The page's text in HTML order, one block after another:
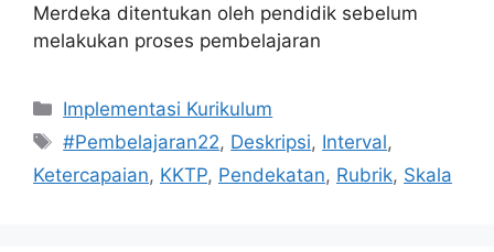
Merdeka ditentukan oleh pendidik sebelum
melakukan proses pembelajaran
Kategori
Implementasi Kurikulum
Tag
#Pembelajaran22, Deskripsi, Interval,
Ketercapaian, KKTP, Pendekatan, Rubrik, Skala